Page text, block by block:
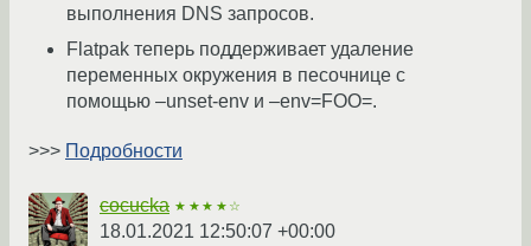
выполнения DNS запросов.
Flatpak теперь поддерживает удаление
переменных окружения в песочнице с
помощью –unset-env и –env=FOO=.
>>> Подробности
cocucka ★★★★☆
18.01.2021 12:50:07 +00:00